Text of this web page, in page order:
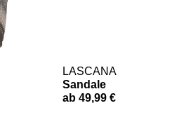
LASCANA
Sandale
ab 49,99 €